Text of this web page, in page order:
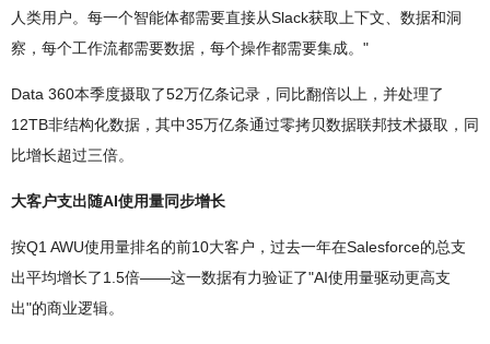
人类用户。每一个智能体都需要直接从Slack获取上下文、数据和洞
察，每个工作流都需要数据，每个操作都需要集成。"
Data 360本季度摄取了52万亿条记录，同比翻倍以上，并处理了
12TB非结构化数据，其中35万亿条通过零拷贝数据联邦技术摄取，同
比增长超过三倍。
大客户支出随AI使用量同步增长
按Q1 AWU使用量排名的前10大客户，过去一年在Salesforce的总支
出平均增长了1.5倍——这一数据有力验证了"AI使用量驱动更高支
出"的商业逻辑。